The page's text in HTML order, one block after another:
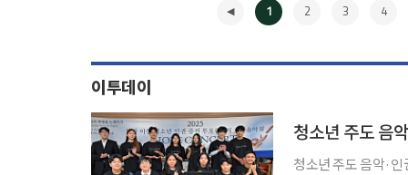
1 2 3 4
이투데이
청소년 주도 음
청소년 주도 음악·